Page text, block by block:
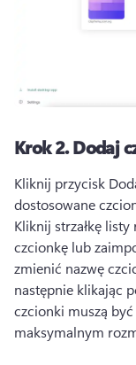
Krok 2.Dodaj
Kliknij przycisk
dostosowane
Kliknij strzałkę
czcionkę lub
zmienić nazwę
następnie klikając
czcionki muszą być
maksymalnym